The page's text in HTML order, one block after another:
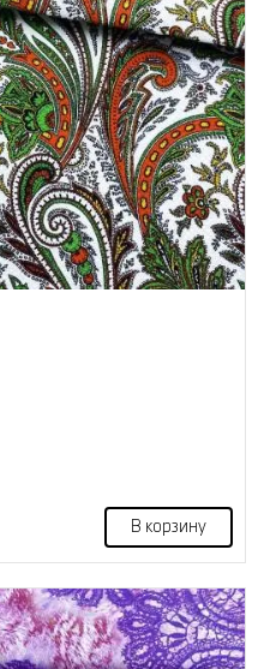
В корзину